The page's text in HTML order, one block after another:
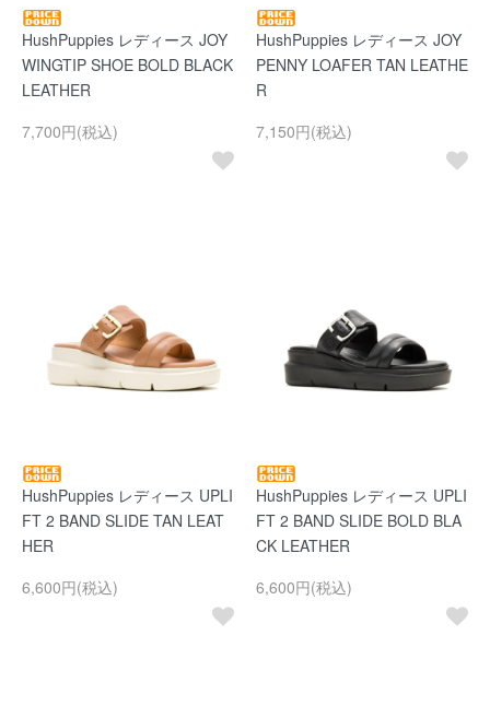
HushPuppies レディース JOY
WINGTIP SHOE BOLD BLACK
LEATHER
7,700円(税込)
HushPuppies レディース JOY
PENNY LOAFER TAN LEATHE
R
7,150円(税込)
HushPuppies レディース UPLI
FT 2 BAND SLIDE TAN LEAT
HER
6,600円(税込)
HushPuppies レディース UPLI
FT 2 BAND SLIDE BOLD BLA
CK LEATHER
6,600円(税込)